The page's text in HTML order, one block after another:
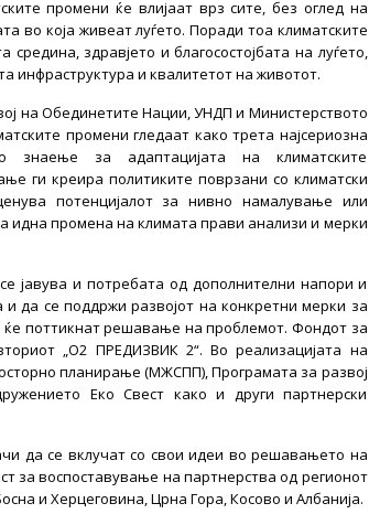
промени ќе влијаат врз сите, без оглед на
во која живеат луѓето. Поради тоа климатските
здравјето и благосостојбата на луѓето,
инфраструктура и квалитетот на животот.
на Обединетите Нации, УНДП и Министерството
промени гледаат како трета најсериозна
за адаптацијата на климатските
ги креира политиките поврзани со климатски
потенцијалот за нивно намалување или
идна промена на климата прави анализи и мерки
јавува и потребата од дополнителни напори и
да се поддржи развојот на конкретни мерки за
поттикнат решавање на проблемот. Фондот за
„О2 ПРЕДИЗВИК 2“. Во реализацијата на
планирање (МЖСПП), Програмата за развој
Еко Свест како и други партнерски
да се вклучат со свои идеи во решавањето на
за воспоставување на партнерства од регионот
и Херцеговина, Црна Гора, Косово и Албанија.